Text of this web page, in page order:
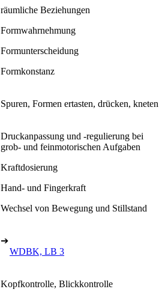
räumliche Beziehungen
Formwahrnehmung
Formunterscheidung
Formkonstanz
Spuren, Formen ertasten, drücken, kneten
Druckanpassung und -regulierung bei
grob- und feinmotorischen Aufgaben
Kraftdosierung
Hand- und Fingerkraft
Wechsel von Bewegung und Stillstand
➔
WDBK, LB 3
Kopfkontrolle, Blickkontrolle